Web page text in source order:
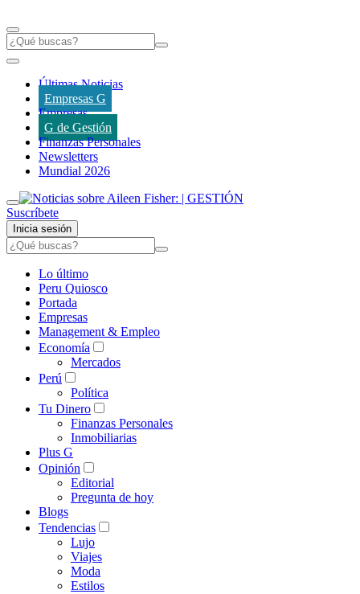
Últimas Noticias
Empresas G
Empresas
G de Gestión
Finanzas Personales
Newsletters
Mundial 2026
Suscríbete
Inicia sesión
Lo último
Peru Quiosco
Portada
Empresas
Management & Empleo
Economía
Mercados
Perú
Política
Tu Dinero
Finanzas Personales
Inmobiliarias
Plus G
Opinión
Editorial
Pregunta de hoy
Blogs
Tendencias
Lujo
Viajes
Moda
Estilos